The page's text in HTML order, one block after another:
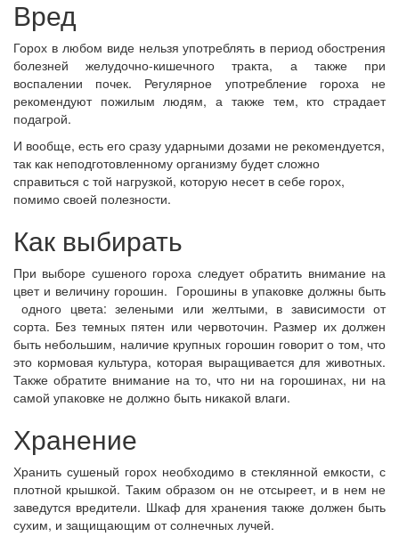
Вред
Горох в любом виде нельзя употреблять в период обострения
болезней желудочно-кишечного тракта, а также при
воспалении почек. Регулярное употребление гороха не
рекомендуют пожилым людям, а также тем, кто страдает
подагрой.
И вообще, есть его сразу ударными дозами не рекомендуется,
так как неподготовленному организму будет сложно
справиться с той нагрузкой, которую несет в себе горох,
помимо своей полезности.
Как выбирать
При выборе сушеного гороха следует обратить внимание на
цвет и величину горошин. Горошины в упаковке должны быть
одного цвета: зелеными или желтыми, в зависимости от
сорта. Без темных пятен или червоточин. Размер их должен
быть небольшим, наличие крупных горошин говорит о том, что
это кормовая культура, которая выращивается для животных.
Также обратите внимание на то, что ни на горошинах, ни на
самой упаковке не должно быть никакой влаги.
Хранение
Хранить сушеный горох необходимо в стеклянной емкости, с
плотной крышкой. Таким образом он не отсыреет, и в нем не
заведутся вредители. Шкаф для хранения также должен быть
сухим, и защищающим от солнечных лучей.